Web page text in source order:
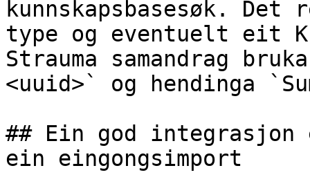
kunnskapsbasesøk.
type og eventuelt eit
Strauma samandrag
<uuid>` og hendinga
## Ein god
ein eingongsimport